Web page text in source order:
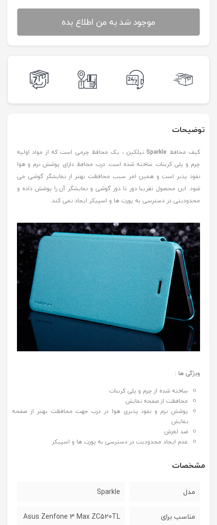
موجود شد به من اطلاع بده
توضیحات
کیف محافظ Sparkleنیلکین ، یک محافظ چرمی است که از مواد اولیه
چرم و پلی کربنات ساخته شده است. درب محافظ دارای پوشش نرم و هوا
نفوذ پذیر است و همین امر سبب محافظت بهتر از نمایشگر گوشی می
شود. این محصول تقریبا دور تا دور گوشی و نمایشگر آن را پوشش داده و
محدودیتی در دسترسی به پورت ها و اسپیکر ایجاد نمی کند.
ویژگی ها :
ساخته شده از چرم و پلی کربنات
محافظت از صفحه نمایش
پوشش نرم و نفوذ پذیری هوا در درب جهت محافظت بهتر از صفحه
نمایش
ضد لغزش
عدم ایجاد محدودیت در دسترسی به پورت ها و اسپیکر
مشخصات
مدل Sparkle
مناسب برای Asus Zenfone 3 Max ZC520TL